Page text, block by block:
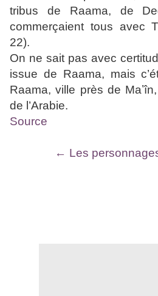
tribus de Raama, de
commerçaient tous avec
22).
On ne sait pas avec
issue de Raama, mais
Raama, ville près de
de l’Arabie.
Source
← Les